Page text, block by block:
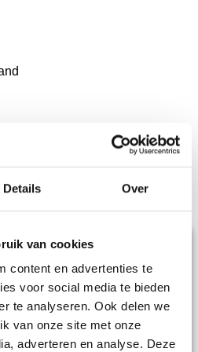
Details Over
van cookies
content en advertenties te
voor social media te bieden
te analyseren. Ook delen we
van onze site met onze
adverteren en analyse. Deze